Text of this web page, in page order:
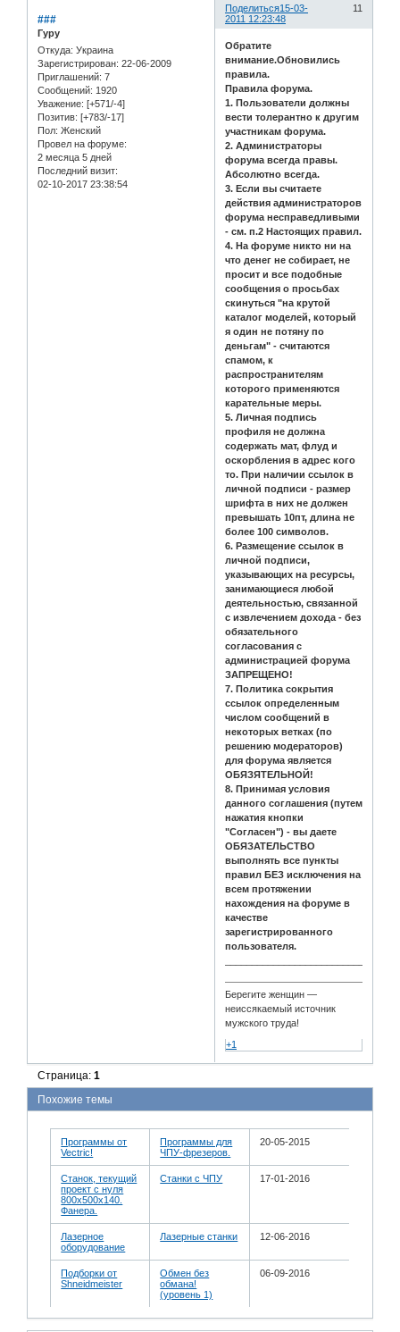
Поделиться 11
15-03-
2011 12:23:48
###
Гуру
Откуда: Украина
Зарегистрирован: 22-06-2009
Приглашений: 7
Сообщений: 1920
Уважение: [+571/-4]
Позитив: [+783/-17]
Пол: Женский
Провел на форуме:
2 месяца 5 дней
Последний визит:
02-10-2017 23:38:54
Обратите
внимание.Обновились
правила.
Правила форума.
1. Пользователи должны
вести толерантно к другим
участникам форума.
2. Администраторы
форума всегда правы.
Абсолютно всегда.
3. Если вы считаете
действия администраторов
форума несправедливыми
- см. п.2 Настоящих правил.
4. На форуме никто ни на
что денег не собирает, не
просит и все подобные
сообщения о просьбах
скинуться "на крутой
каталог моделей, который
я один не потяну по
деньгам" - считаются
спамом, к
распространителям
которого применяются
карательные меры.
5. Личная подпись
профиля не должна
содержать мат, флуд и
оскорбления в адрес кого
то. При наличии ссылок в
личной подписи - размер
шрифта в них не должен
превышать 10пт, длина не
более 100 символов.
6. Размещение ссылок в
личной подписи,
указывающих на ресурсы,
занимающиеся любой
деятельностью, связанной
с извлечением дохода - без
обязательного
согласования с
администрацией форума
ЗАПРЕЩЕНО!
7. Политика сокрытия
ссылок определенным
числом сообщений в
некоторых ветках (по
решению модераторов)
для форума является
ОБЯЗЯТЕЛЬНОЙ!
8. Принимая условия
данного соглашения (путем
нажатия кнопки
"Согласен") - вы даете
ОБЯЗАТЕЛЬСТВО
выполнять все пункты
правил БЕЗ исключения на
всем протяжении
нахождения на форуме в
качестве
зарегистрированного
пользователя.
Берегите женщин —
неиссякаемый источник
мужского труда!
+1
Страница:1
Похожие темы
Программы от
Vectric!
Программы для
ЧПУ-фрезеров.
20-05-2015
Станок, текущий
проект с нуля
800х500х140.
Фанера.
Станки с ЧПУ 17-01-2016
Лазерное
оборудование
Лазерные станки 12-06-2016
Подборки от
Shneidmeister
Обмен без
обмана!
(уровень 1)
06-09-2016